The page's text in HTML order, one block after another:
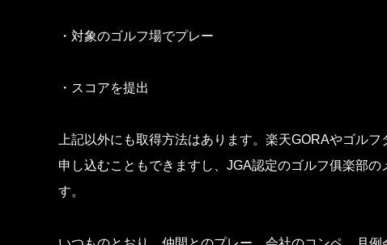
・対象のゴルフ場でプレー
・スコアを提出
上記以外にも取得方法はあります。楽天GORAやゴル
申し込むこともできますし、JGA認定のゴルフ俱楽部の
す。